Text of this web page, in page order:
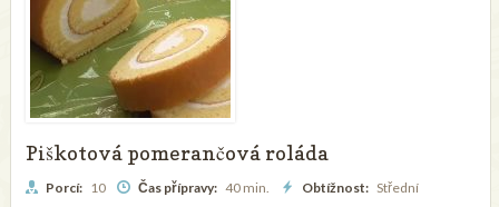
Piškotová pomerančová roláda
Porcí: 10 Čas přípravy: 40 min. Obtížnost: Střední